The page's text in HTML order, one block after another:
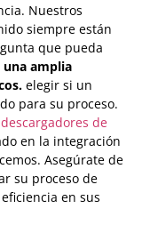
Nuestros
siempre están
que pueda
una amplia
elegir si un
para su proceso.
descargadores de
en la integración
Asegúrate de
su proceso de
en sus